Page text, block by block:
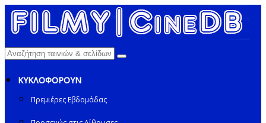
ΚΥΚΛΟΦΟΡΟΥΝ
Πρεμιέρες Εβδομάδας